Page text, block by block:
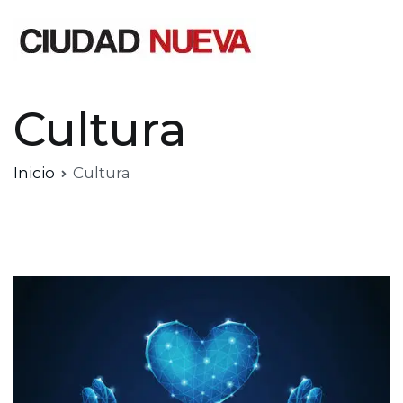
Cultura
Inicio Cultura